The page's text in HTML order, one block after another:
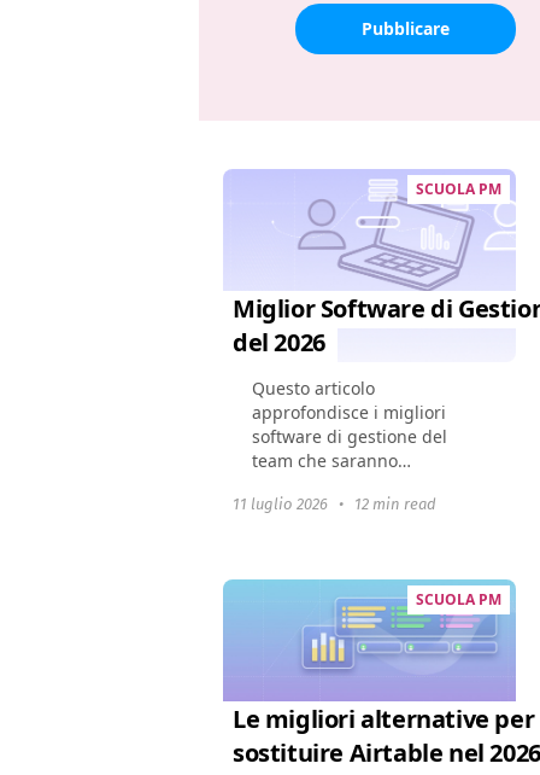
Pubblicare
SCUOLA PM
Miglior Software di
del 2026
Questo articolo
approfondisce i migliori
software di gestione del
team che saranno
come questi strumenti
migliorare la
collaborazione...
11 luglio 2026 • 12 min read
SCUOLA PM
Le migliori alternative per
sostituire Airtable nel 2026